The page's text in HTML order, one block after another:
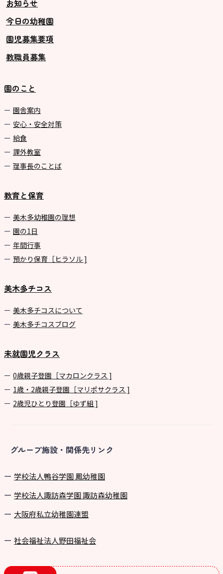
お知らせ
今日の幼稚園
園児募集要項
教職員募集
園のこと
園舎案内
安心・安全対策
給食
課外教室
理事長のことば
教育と保育
美⽊多幼稚園の理想
園の1⽇
年間⾏事
預かり保育［ヒラソル ]
美木多チコス
美⽊多チコスについて
美⽊多チコスブログ
未就園児クラス
0歳親子登園［マカロンクラス ]
1歳・2歳親子登園［マリポサクラス ]
2歳児ひとり登園［ゆず組 ]
グループ施設・関係先リンク
学校法⼈鴨⾕学園 鳳幼稚園
学校法⼈諏訪森学園 諏訪森幼稚園
⼤阪府私⽴幼稚園連盟
社会福祉法人野田福祉会